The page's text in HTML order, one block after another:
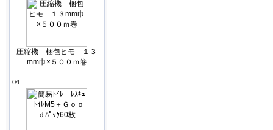
圧縮機 梱包ヒモ １３
mm巾×５００ｍ巻
04.